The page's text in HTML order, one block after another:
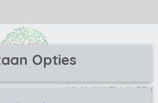
UW WINKELWAGEN
Opties